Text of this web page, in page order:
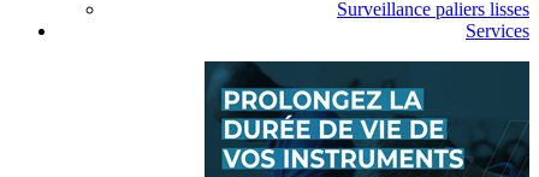
Surveillance paliers lisses
Services